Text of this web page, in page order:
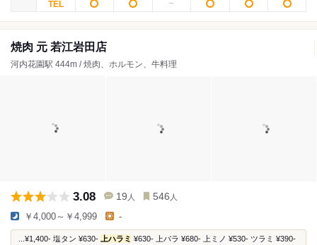
焼肉 元 若江岩田店
河内花園駅 444m / 焼肉、ホルモン、牛料理
3.08 19 人 546 人
￥4,000～￥4,999 -
...¥1,400- 塩タン ¥630- 上ハラミ ¥630- 上バラ ¥680- 上ミノ ¥530- ツラミ ¥390-